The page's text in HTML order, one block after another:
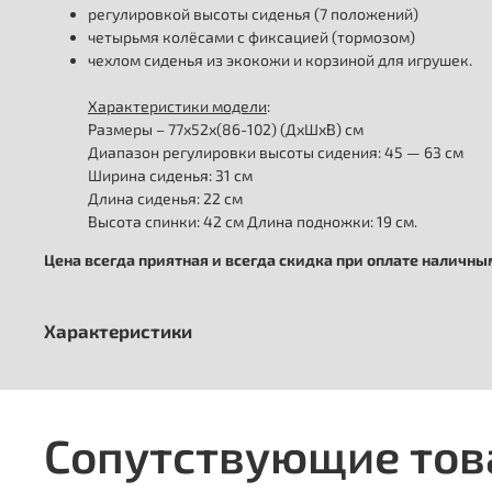
регулировкой высоты сиденья (7 положений)
четырьмя колёсами с фиксацией (тормозом)
чехлом сиденья из экокожи и корзиной для игрушек.
Характеристики модели:
Размеры – 77х52х(86-102) (ДхШхВ) см
Диапазон регулировки высоты сидения: 45 — 63 см
Ширина сиденья: 31 см
Длина сиденья: 22 см
Высота спинки: 42 см Длина подножки: 19 см.
Цена всегда приятная и всегда скидка при оплате
Характеристики
Сопутствующие